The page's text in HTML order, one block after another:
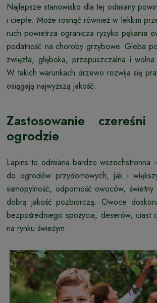
Najlepsze stanowisko dla tej odmiany
i ciepłe. Może rosnąć również w lekkim
ruch powietrza ogranicza ryzyko pękania
podatność na choroby grzybowe. Gleba
zwięzła, głęboka, przepuszczalna i
W takich warunkach drzewo rozwija się
osiągają najwyższą jakość.
Zastosowanie
ogrodzie
Lapins to odmiana bardzo wszechstronna
do ogrodów przydomowych, jak i
samopylność, odporność owoców,
dobrą jakość pozbiorczą. Owoce
bezpośredniego spożycia, deserów, ciast
na rynku świeżym.